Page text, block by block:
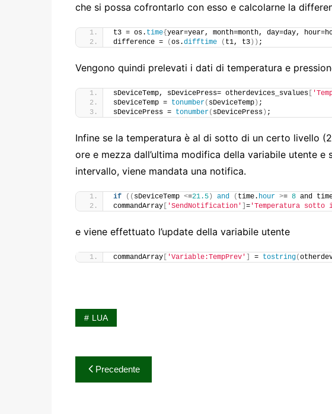
che si possa cofrontarlo con esso e calcolarne la
t3 = os. time{year=year, month=month, day=day,
difference =
(os.difftime ( t1, t3)) ;
Vengono quindi prelevati i dati di temperatura e
sDeviceTemp, sDevicePress= otherdevices_svalues [
sDeviceTemp = tonumber( sDeviceTemp) ;
sDevicePress = tonumber( sDevicePress) ;
Infine se la temperatura è al di sotto di un certo livello
ore e mezza dall’ultima modifica della variabile utente e
intervallo, viene mandata una notifica.
if (( sDeviceTemp <=21.5) and ( time. hour >= 8 and
commandArray [ 'SendNotification' ] = 'Temperatura
e viene effettuato l’update della variabile utente
commandArray [ 'Variable:TempPrev' ] = tostring(
LUA
Navigazione
articoli
Precedente